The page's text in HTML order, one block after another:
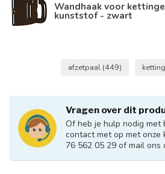
Wandhaak voor
kunststof - zwart
afzetpaal (449)
Vragen over dit
Of heb je hulp nodig met
contact met op met onze
76 562 05 29 of mail ons